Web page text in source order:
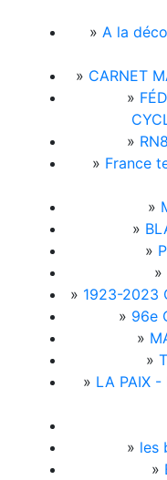
» A la
» CARNET
»
»
» France
»
»
»
»
» 1923-2023
» 96e
»
»
» LA PAIX -
» les
»